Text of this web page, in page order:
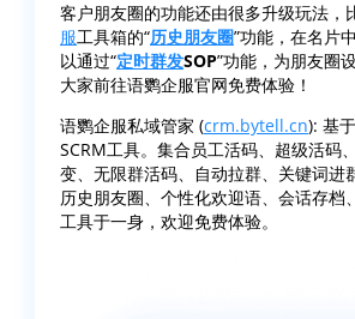
客户朋友圈的功能还由很多升级玩法，
服工具箱的“历史朋友圈”功能，在名片
以通过“定时群发SOP”功能，为朋友圈
大家前往语鹦企服官网免费体验！
语鹦企服私域管家 (crm.bytell.cn): 基
SCRM工具。集合员工活码、超级活码
变、无限群活码、自动拉群、关键词进
历史朋友圈、个性化欢迎语、会话存档
工具于一身，欢迎免费体验。